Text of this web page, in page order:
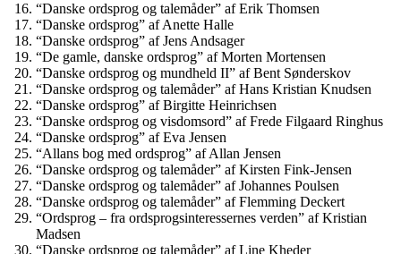
“Danske ordsprog og talemåder” af Erik Thomsen
“Danske ordsprog” af Anette Halle
“Danske ordsprog” af Jens Andsager
“De gamle, danske ordsprog” af Morten Mortensen
“Danske ordsprog og mundheld II” af Bent Sønderskov
“Danske ordsprog og talemåder” af Hans Kristian Knudsen
“Danske ordsprog” af Birgitte Heinrichsen
“Danske ordsprog og visdomsord” af Frede Filgaard Ringhus
“Danske ordsprog” af Eva Jensen
“Allans bog med ordsprog” af Allan Jensen
“Danske ordsprog og talemåder” af Kirsten Fink-Jensen
“Danske ordsprog og talemåder” af Johannes Poulsen
“Danske ordsprog og talemåder” af Flemming Deckert
“Ordsprog – fra ordsprogsinteressernes verden” af Kristian
Madsen
“Danske ordsprog og talemåder” af Line Kheder